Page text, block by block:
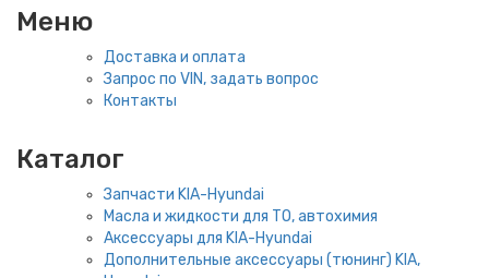
Меню
Доставка и оплата
Запрос по VIN, задать вопрос
Контакты
Каталог
Запчасти KIA-Hyundai
Масла и жидкости для ТО, автохимия
Аксессуары для KIA-Hyundai
Дополнительные аксессуары (тюнинг) KIA,